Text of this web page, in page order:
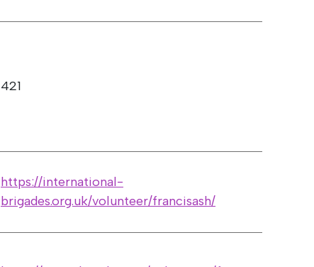
421
https://international-
brigades.org.uk/volunteer/francisash/